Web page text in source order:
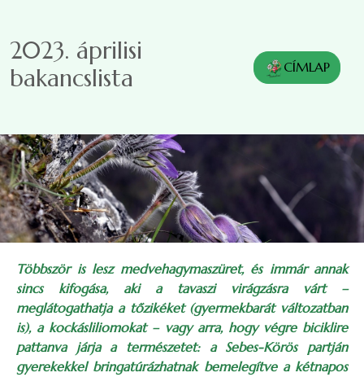
2023. áprilisi
bakancslista
CÍMLAP
Többször is lesz medvehagymaszüret, és immár annak
sincs kifogása, aki a tavaszi virágzásra várt –
meglátogathatja a tőzikéket (gyermekbarát változatban
is), a kockásliliomokat – vagy arra, hogy végre biciklire
pattanva járja a természetet: a Sebes-Körös partján
gyerekekkel bringatúrázhatnak bemelegítve a kétnapos